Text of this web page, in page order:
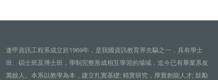
逢甲資訊工程系成立於1969年，是我國資訊教育界先驅之一，具有學士
班、碩士班及博士班，學制完整形成相互學習的場域，迄今已有畢業系友
萬餘人。本系以教學為本，建立扎實基礎; 精實研究，厚實創能人才; 鼓勵